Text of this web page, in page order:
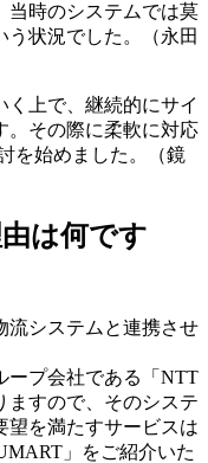
当時のシステムでは莫
う状況でした。（永田
上で、継続的にサイ
。その際に柔軟に対応
を始めました。（鏡
は何です
流システムと連携させ
ープ会社である「NTT
ますので、そのシステ
望を満たすサービスは
」をご紹介いた